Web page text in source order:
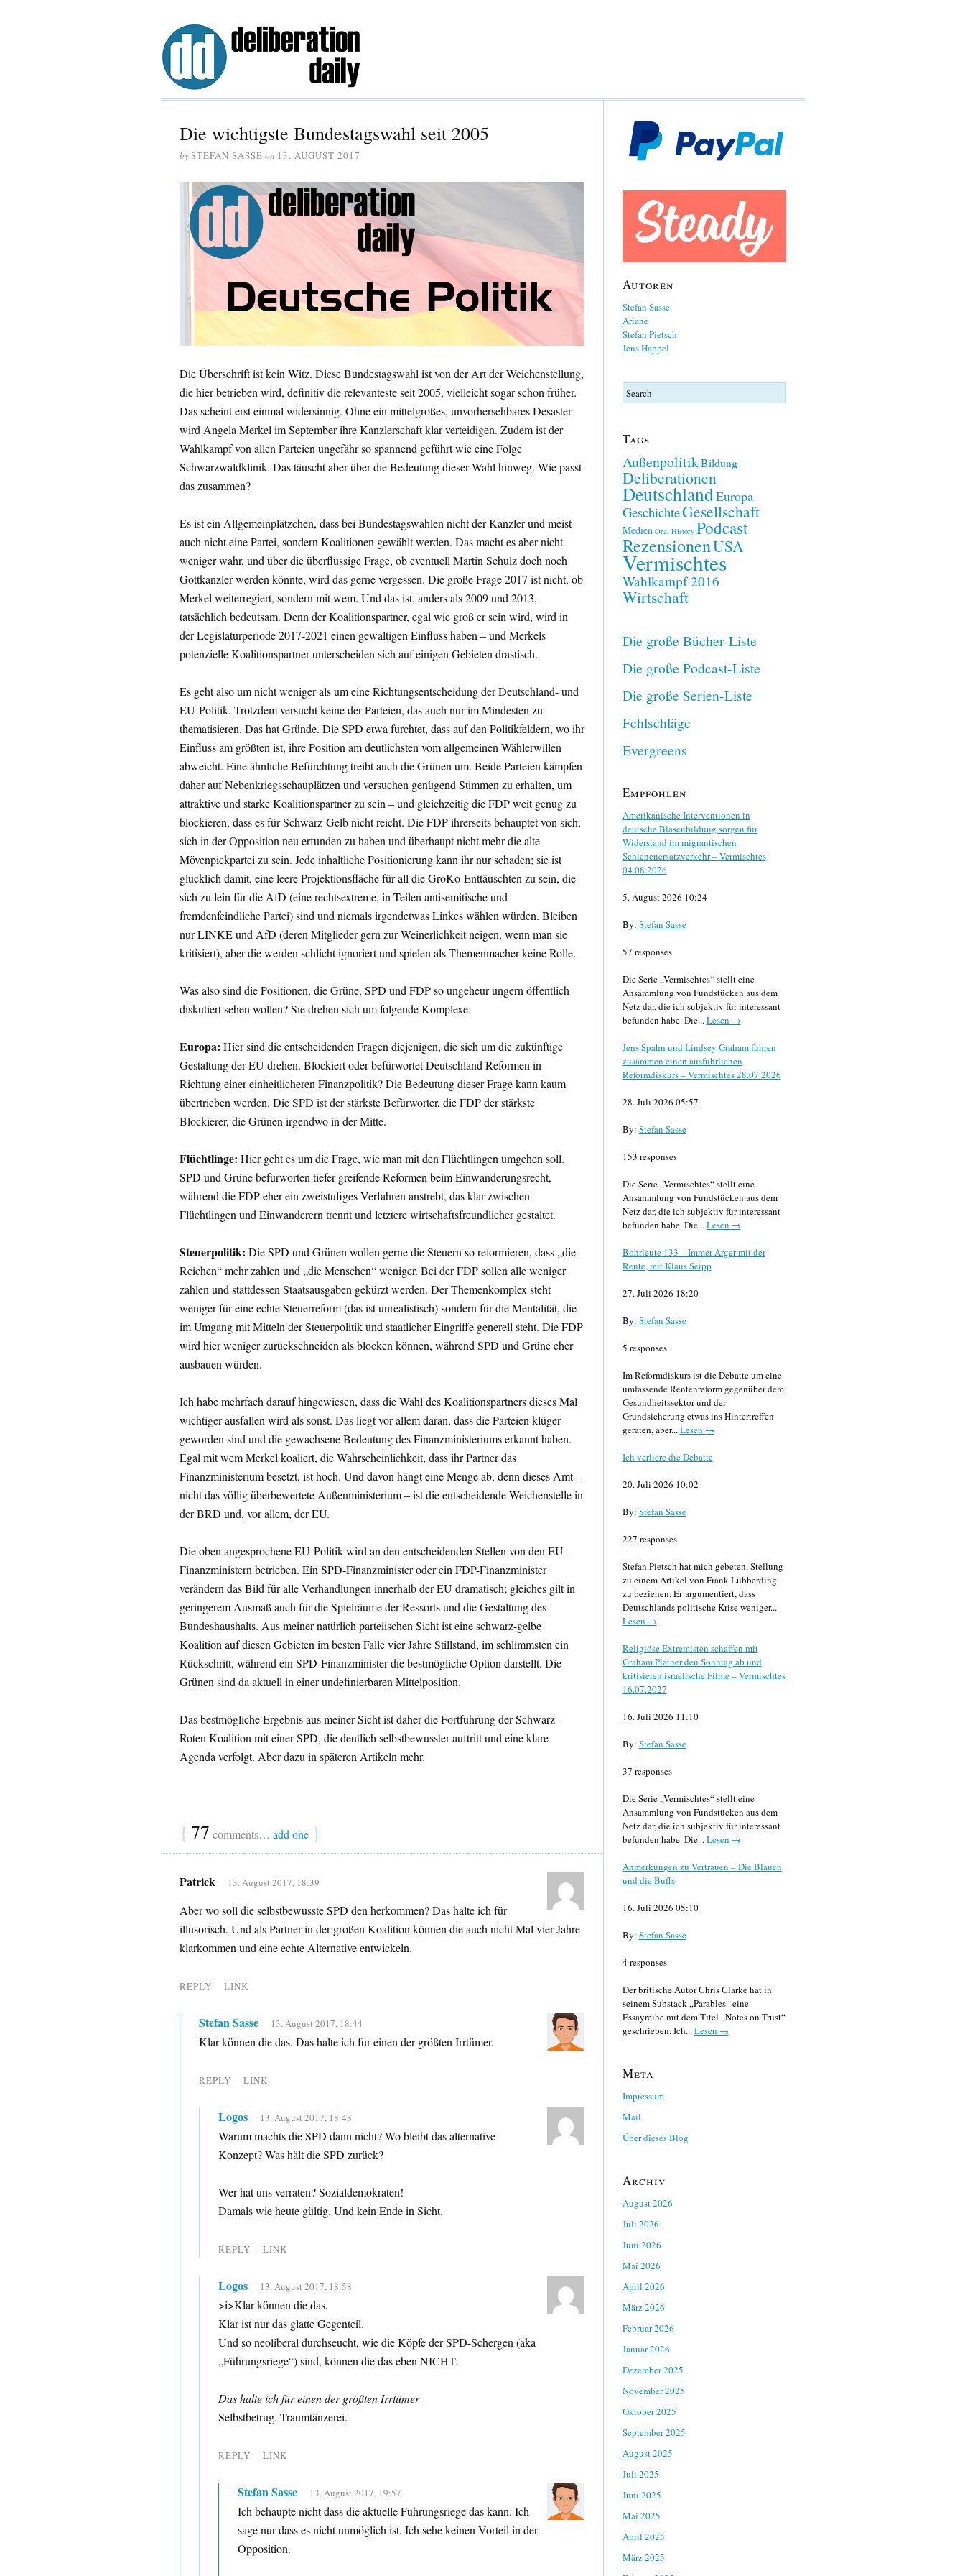
Die wichtigste Bundestagswahl seit 2005
bySTEFAN SASSE on 13. AUGUST 2017
Die Überschrift ist kein Witz. Diese Bundestagswahl ist von der Art der Weichenstellung,
die hier betrieben wird, definitiv die relevanteste seit 2005, vielleicht sogar schon früher.
Das scheint erst einmal widersinnig. Ohne ein mittelgroßes, unvorhersehbares Desaster
wird Angela Merkel im September ihre Kanzlerschaft klar verteidigen. Zudem ist der
Wahlkampf von allen Parteien ungefähr so spannend geführt wie eine Folge
Schwarzwaldklinik. Das täuscht aber über die Bedeutung dieser Wahl hinweg. Wie passt
das zusammen?
Es ist ein Allgemeinplätzchen, dass bei Bundestagswahlen nicht der Kanzler und meist
auch nicht eine Partei, sondern Koalitionen gewählt werden. Das macht es aber nicht
weniger wahr, und über die überflüssige Frage, ob eventuell Martin Schulz doch noch
Gottkanzler werden könnte, wird das gerne vergessen. Die große Frage 2017 ist nicht, ob
Merkel weiterregiert, sondern mit wem. Und das ist, anders als 2009 und 2013,
tatsächlich bedeutsam. Denn der Koalitionspartner, egal wie groß er sein wird, wird in
der Legislaturperiode 2017-2021 einen gewaltigen Einfluss haben – und Merkels
potenzielle Koalitionspartner unterscheiden sich auf einigen Gebieten drastisch.
Es geht also um nicht weniger als um eine Richtungsentscheidung der Deutschland- und
EU-Politik. Trotzdem versucht keine der Parteien, das auch nur im Mindesten zu
thematisieren. Das hat Gründe. Die SPD etwa fürchtet, dass auf den Politikfeldern, wo ihr
Einfluss am größten ist, ihre Position am deutlichsten vom allgemeinen Wählerwillen
abweicht. Eine ähnliche Befürchtung treibt auch die Grünen um. Beide Parteien kämpfen
daher auf Nebenkriegsschauplätzen und versuchen genügend Stimmen zu erhalten, um
attraktive und starke Koalitionspartner zu sein – und gleichzeitig die FDP weit genug zu
blockieren, dass es für Schwarz-Gelb nicht reicht. Die FDP ihrerseits behauptet von sich,
sich in der Opposition neu erfunden zu haben und überhaupt nicht mehr die alte
Mövenpickpartei zu sein. Jede inhaltliche Positionierung kann ihr nur schaden; sie ist
glücklich damit, eine leere Projektionsfläche für all die GroKo-Enttäuschten zu sein, die
sich zu fein für die AfD (eine rechtsextreme, in Teilen antisemitische und
fremdenfeindliche Partei) sind und niemals irgendetwas Linkes wählen würden. Bleiben
nur LINKE und AfD (deren Mitglieder gern zur Weinerlichkeit neigen, wenn man sie
kritisiert), aber die werden schlicht ignoriert und spielen als Themenmacher keine Rolle.
Was also sind die Positionen, die Grüne, SPD und FDP so ungeheur ungern öffentlich
diskutiert sehen wollen? Sie drehen sich um folgende Komplexe:
Europa: Hier sind die entscheidenden Fragen diejenigen, die sich um die zukünftige
Gestaltung der EU drehen. Blockiert oder befürwortet Deutschland Reformen in
Richtung einer einheitlicheren Finanzpolitik? Die Bedeutung dieser Frage kann kaum
übertrieben werden. Die SPD ist der stärkste Befürworter, die FDP der stärkste
Blockierer, die Grünen irgendwo in der Mitte.
Flüchtlinge: Hier geht es um die Frage, wie man mit den Flüchtlingen umgehen soll.
SPD und Grüne befürworten tiefer greifende Reformen beim Einwanderungsrecht,
während die FDP eher ein zweistufiges Verfahren anstrebt, das klar zwischen
Flüchtlingen und Einwanderern trennt und letztere wirtschaftsfreundlicher gestaltet.
Steuerpolitik: Die SPD und Grünen wollen gerne die Steuern so reformieren, dass „die
Reichen“ mehr zahlen und „die Menschen“ weniger. Bei der FDP sollen alle weniger
zahlen und stattdessen Staatsausgaben gekürzt werden. Der Themenkomplex steht
weniger für eine echte Steuerreform (das ist unrealistisch) sondern für die Mentalität, die
im Umgang mit Mitteln der Steuerpolitik und staatlicher Eingriffe generell steht. Die FDP
wird hier weniger zurückschneiden als blocken können, während SPD und Grüne eher
ausbauen würden.
Ich habe mehrfach darauf hingewiesen, dass die Wahl des Koalitionspartners dieses Mal
wichtiger ausfallen wird als sonst. Das liegt vor allem daran, dass die Parteien klüger
geworden sind und die gewachsene Bedeutung des Finanzministeriums erkannt haben.
Egal mit wem Merkel koaliert, die Wahrscheinlichkeit, dass ihr Partner das
Finanzministerium besetzt, ist hoch. Und davon hängt eine Menge ab, denn dieses Amt –
nicht das völlig überbewertete Außenministerium – ist die entscheidende Weichenstelle in
der BRD und, vor allem, der EU.
Die oben angesprochene EU-Politik wird an den entscheidenden Stellen von den EU-
Finanzministern betrieben. Ein SPD-Finanzminister oder ein FDP-Finanzminister
verändern das Bild für alle Verhandlungen innerhalb der EU dramatisch; gleiches gilt in
geringerem Ausmaß auch für die Spielräume der Ressorts und die Gestaltung des
Bundeshaushalts. Aus meiner natürlich parteiischen Sicht ist eine schwarz-gelbe
Koalition auf diesen Gebieten im besten Falle vier Jahre Stillstand, im schlimmsten ein
Rückschritt, während ein SPD-Finanzminister die bestmögliche Option darstellt. Die
Grünen sind da aktuell in einer undefinierbaren Mittelposition.
Das bestmögliche Ergebnis aus meiner Sicht ist daher die Fortführung der Schwarz-
Roten Koalition mit einer SPD, die deutlich selbstbewusster auftritt und eine klare
Agenda verfolgt. Aber dazu in späteren Artikeln mehr.
{ 77 comments… add one }
Patrick 13. August 2017, 18:39
Aber wo soll die selbstbewusste SPD den herkommen? Das halte ich für
illusorisch. Und als Partner in der großen Koalition können die auch nicht Mal vier Jahre
klarkommen und eine echte Alternative entwickeln.
REPLY LINK
Stefan Sasse 13. August 2017, 18:44
Klar können die das. Das halte ich für einen der größten Irrtümer.
REPLY LINK
Logos 13. August 2017, 18:48
Warum machts die SPD dann nicht? Wo bleibt das alternative
Konzept? Was hält die SPD zurück?
Wer hat uns verraten? Sozialdemokraten!
Damals wie heute gültig. Und kein Ende in Sicht.
REPLY LINK
Logos 13. August 2017, 18:58
>i>Klar können die das.
Klar ist nur das glatte Gegenteil.
Und so neoliberal durchseucht, wie die Köpfe der SPD-Schergen (aka
„Führungsriege“) sind, können die das eben NICHT.
Das halte ich für einen der größten Irrtümer
Selbstbetrug. Traumtänzerei.
REPLY LINK
Stefan Sasse 13. August 2017, 19:57
Ich behaupte nicht dass die aktuelle Führungsriege das kann. Ich
sage nur dass es nicht unmöglich ist. Ich sehe keinen Vorteil in der
Opposition.
Autoren
Stefan Sasse
Ariane
Stefan Pietsch
Jens Happel
Tags
AußenpolitikBildung
Deliberationen
DeutschlandEuropa
GeschichteGesellschaft
Medien Oral History Podcast
RezensionenUSA
Vermischtes
Wahlkampf 2016
Wirtschaft
Die große Bücher-Liste
Die große Podcast-Liste
Die große Serien-Liste
Fehlschläge
Evergreens
Empfohlen
Amerikanische Interventionen in
deutsche Blasenbildung sorgen für
Widerstand im migrantischen
Schienenersatzverkehr – Vermischtes
04.08.2026
5. August 2026 10:24
By: Stefan Sasse
57 responses
Die Serie „Vermischtes“ stellt eine
Ansammlung von Fundstücken aus dem
Netz dar, die ich subjektiv für interessant
befunden habe. Die...Lesen →
Jens Spahn und Lindsey Graham führen
zusammen einen ausführlichen
Reformdiskurs – Vermischtes 28.07.2026
28. Juli 2026 05:57
By: Stefan Sasse
153 responses
Die Serie „Vermischtes“ stellt eine
Ansammlung von Fundstücken aus dem
Netz dar, die ich subjektiv für interessant
befunden habe. Die...Lesen →
Bohrleute 133 – Immer Ärger mit der
Rente, mit Klaus Seipp
27. Juli 2026 18:20
By: Stefan Sasse
5 responses
Im Reformdiskurs ist die Debatte um eine
umfassende Rentenreform gegenüber dem
Gesundheitssektor und der
Grundsicherung etwas ins Hintertreffen
geraten, aber...Lesen →
Ich verliere die Debatte
20. Juli 2026 10:02
By: Stefan Sasse
227 responses
Stefan Pietsch hat mich gebeten, Stellung
zu einem Artikel von Frank Lübberding
zu beziehen. Er argumentiert, dass
Deutschlands politische Krise weniger...
Lesen →
Religiöse Extremisten schaffen mit
Graham Platner den Sonntag ab und
kritisieren israelische Filme – Vermischtes
16.07.2027
16. Juli 2026 11:10
By: Stefan Sasse
37 responses
Die Serie „Vermischtes“ stellt eine
Ansammlung von Fundstücken aus dem
Netz dar, die ich subjektiv für interessant
befunden habe. Die...Lesen →
Anmerkungen zu Vertrauen – Die Blauen
und die Buffs
16. Juli 2026 05:10
By: Stefan Sasse
4 responses
Der britische Autor Chris Clarke hat in
seinem Substack „Parables“ eine
Essayreihe mit dem Titel „Notes on Trust“
geschrieben. Ich...Lesen →
Meta
Impressum
Mail
Über dieses Blog
Archiv
August 2026
Juli 2026
Juni 2026
Mai 2026
April 2026
März 2026
Februar 2026
Januar 2026
Dezember 2025
November 2025
Oktober 2025
September 2025
August 2025
Juli 2025
Juni 2025
Mai 2025
April 2025
März 2025